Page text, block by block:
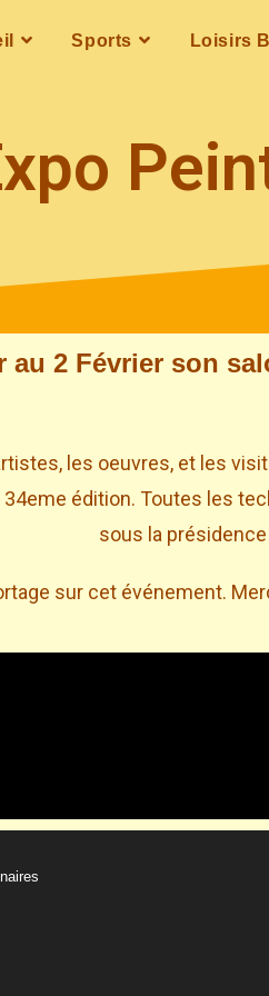
Sports Loisirs
au 2 Février son
les oeuvres, et les
édition. Toutes les
sous la présidence
sur cet événement.